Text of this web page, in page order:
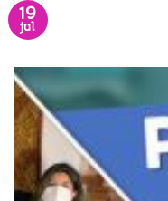
19
jul